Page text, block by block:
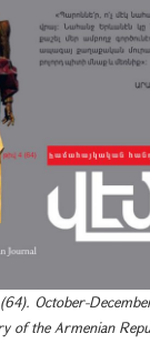
October-
of the Armenian